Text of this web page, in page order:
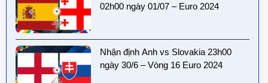
02h00 ngày 01/07 – Euro 2024
Nhận định Anh vs Slovakia 23h00
ngày 30/6 – Vòng 16 Euro 2024